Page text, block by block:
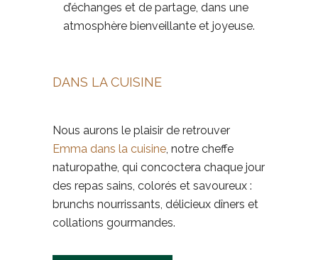
d’échanges et de partage, dans une
atmosphère bienveillante et joyeuse.
DANS LA CUISINE
Nous aurons le plaisir de retrouver
Emma dans la cuisine, notre cheffe
naturopathe, qui concoctera chaque jour
des repas sains, colorés et savoureux :
brunchs nourrissants, délicieux dîners et
collations gourmandes.